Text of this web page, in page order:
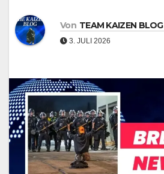
Von TEAM KAIZEN BLOG
3. JULI 2026